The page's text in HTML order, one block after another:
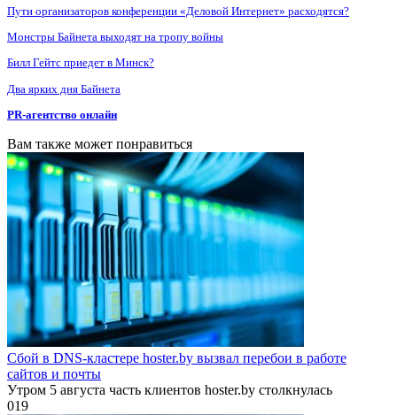
Пути организаторов конференции «Деловой Интернет» расходятся?
Монстры Байнета выходят на тропу войны
Билл Гейтс приедет в Минск?
Два ярких дня Байнета
PR-агентство онлайн
Вам также может понравиться
Сбой в DNS-кластере hoster.by вызвал перебои в работе
сайтов и почты
Утром 5 августа часть клиентов hoster.by столкнулась
019